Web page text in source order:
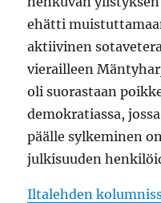
ehätti
aktiivinen
vierailleen
oli suorastaan
demokratiassa,
päälle sylkeminen
julkisuuden
Iltalehden